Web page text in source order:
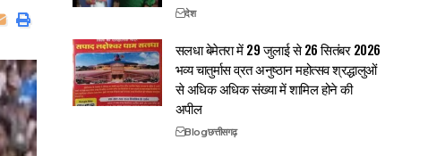
देश
सलधा बेमेतरा में 29 जुलाई से 26 सितंबर 2026
भव्य चातुर्मास व्रत अनुष्ठान महोत्सव श्रद्धालुओं
से अधिक अधिक संख्या में शामिल होने की
अपील
Blogछत्तीसगढ़